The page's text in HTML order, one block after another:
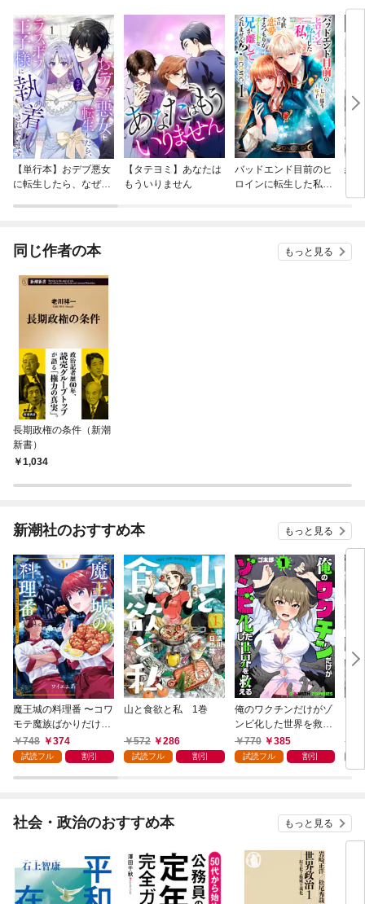
【単行本】おデブ悪女
に転生したら、なぜか
【タテヨミ】あなたは
もういりません
バッドエンド目前のヒ
ロインに転生した私、
結
同じ作者の本 もっと見る
長期政権の条件（新潮
新書）
1,034
新潮社のおすすめ本 もっと見る
魔王城の料理番 〜コワ
モテ魔族ばかりだけ
ど、ホワイトな職場で
す〜 1巻
748 374
試読フル 割引
山と食欲と私 1巻
572 286
試読フル 割引
俺のワクチンだけがゾ
ンビ化した世界を救え
る 1巻
770 385
試読フル 割引
社会・政治のおすすめ本 もっと見る